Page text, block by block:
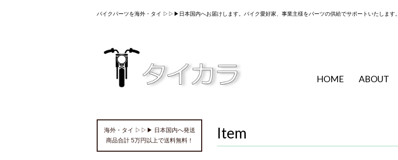
バイクパーツを海外・タイ ▷▷▶日本国内へお届けします。バイク愛好家、事業主様をパーツの供給でサポートいたします。
HOME ABOUT
Item
海外・タイ ▷▷▶ 日本国内へ発送
商品合計 5万円以上で送料無料！